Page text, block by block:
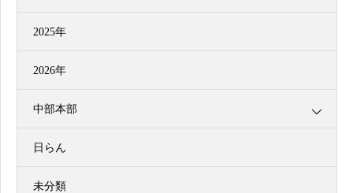
2025年
2026年
中部本部
日らん
未分類